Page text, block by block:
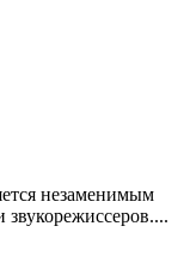
незаменимым